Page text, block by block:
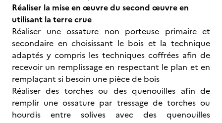
Réaliser la mise en œuvre du second œuvre en
utilisant la terre crue
Réaliser une ossature non porteuse primaire et
secondaire en choisissant le bois et la technique
adaptés y compris les techniques coffrées afin de
recevoir un remplissage en respectant le plan et en
remplaçant si besoin une pièce de bois
Réaliser des torches ou des quenouilles afin de
remplir une ossature par tressage de torches ou
hourdis entre solives avec des quenouilles